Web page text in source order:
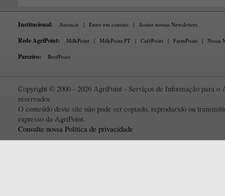
Institucional: Anuncie | Entre em contato | Assine nossas Newsletters
Rede AgriPoint: MilkPoint | MilkPoint PT | CaféPoint | FarmPoint | Nossa
Parceiro: BeefPoint
Copyright © 2000 - 2026 AgriPoint - Serviços de Informação para o
reservados
O conteúdo deste site não pode ser copiado, reproduzido ou
expresso da AgriPoint.
Consulte nossa Política de privacidade